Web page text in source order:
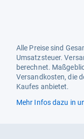
Alle Preise sind
Umsatzsteuer.
berechnet.
Versandkosten, die
Kaufes anbietet.
Mehr Infos dazu in